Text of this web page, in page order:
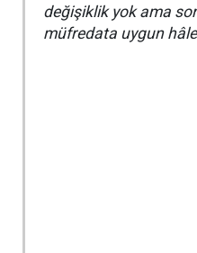
değişiklik yok ama
müfredata uygun